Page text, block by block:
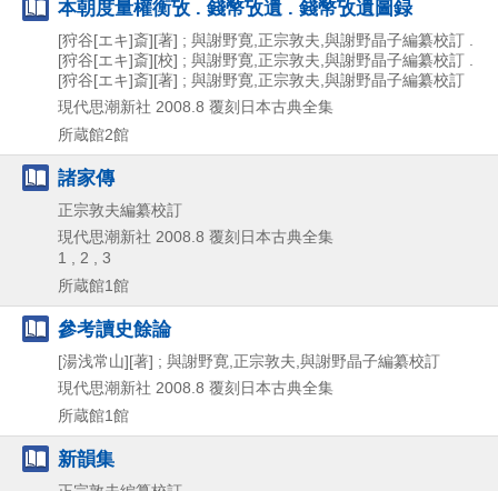
本朝度量權衡攷 . 錢幣攷遺 . 錢幣攷遺圖録
[狩谷[エキ]斎][著] ; 與謝野寛,正宗敦夫,與謝野晶子編纂校訂 .
[狩谷[エキ]斎][校] ; 與謝野寛,正宗敦夫,與謝野晶子編纂校訂 .
[狩谷[エキ]斎][著] ; 與謝野寛,正宗敦夫,與謝野晶子編纂校訂
現代思潮新社 2008.8 覆刻日本古典全集
所蔵館2館
諸家傳
正宗敦夫編纂校訂
現代思潮新社 2008.8 覆刻日本古典全集
1 , 2 , 3
所蔵館1館
參考讀史餘論
[湯浅常山][著] ; 與謝野寛,正宗敦夫,與謝野晶子編纂校訂
現代思潮新社 2008.8 覆刻日本古典全集
所蔵館1館
新韻集